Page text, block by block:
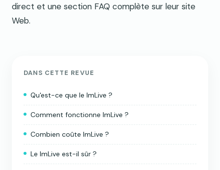
direct et une section FAQ complète sur leur site
Web.
DANS CETTE REVUE
Qu'est-ce que le ImLive ?
Comment fonctionne ImLive ?
Combien coûte ImLive ?
Le ImLive est-il sûr ?